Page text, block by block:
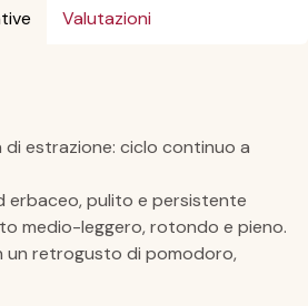
Valutazioni
di estrazione: ciclo continuo a
erbaceo, pulito e persistente
medio-leggero, rotondo e pieno.
un retrogusto di pomodoro,